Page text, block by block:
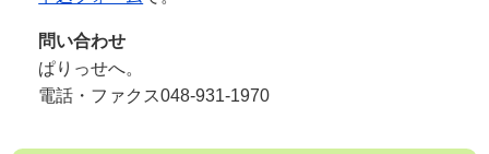
問い合わせ
ぱりっせへ。
電話・ファクス048-931-1970